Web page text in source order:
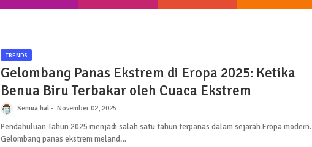
TRENDS
Gelombang Panas Ekstrem di Eropa 2025: Ketika
Benua Biru Terbakar oleh Cuaca Ekstrem
Semua hal November 02, 2025
Pendahuluan Tahun 2025 menjadi salah satu tahun terpanas dalam sejarah Eropa modern.
Gelombang panas ekstrem meland…